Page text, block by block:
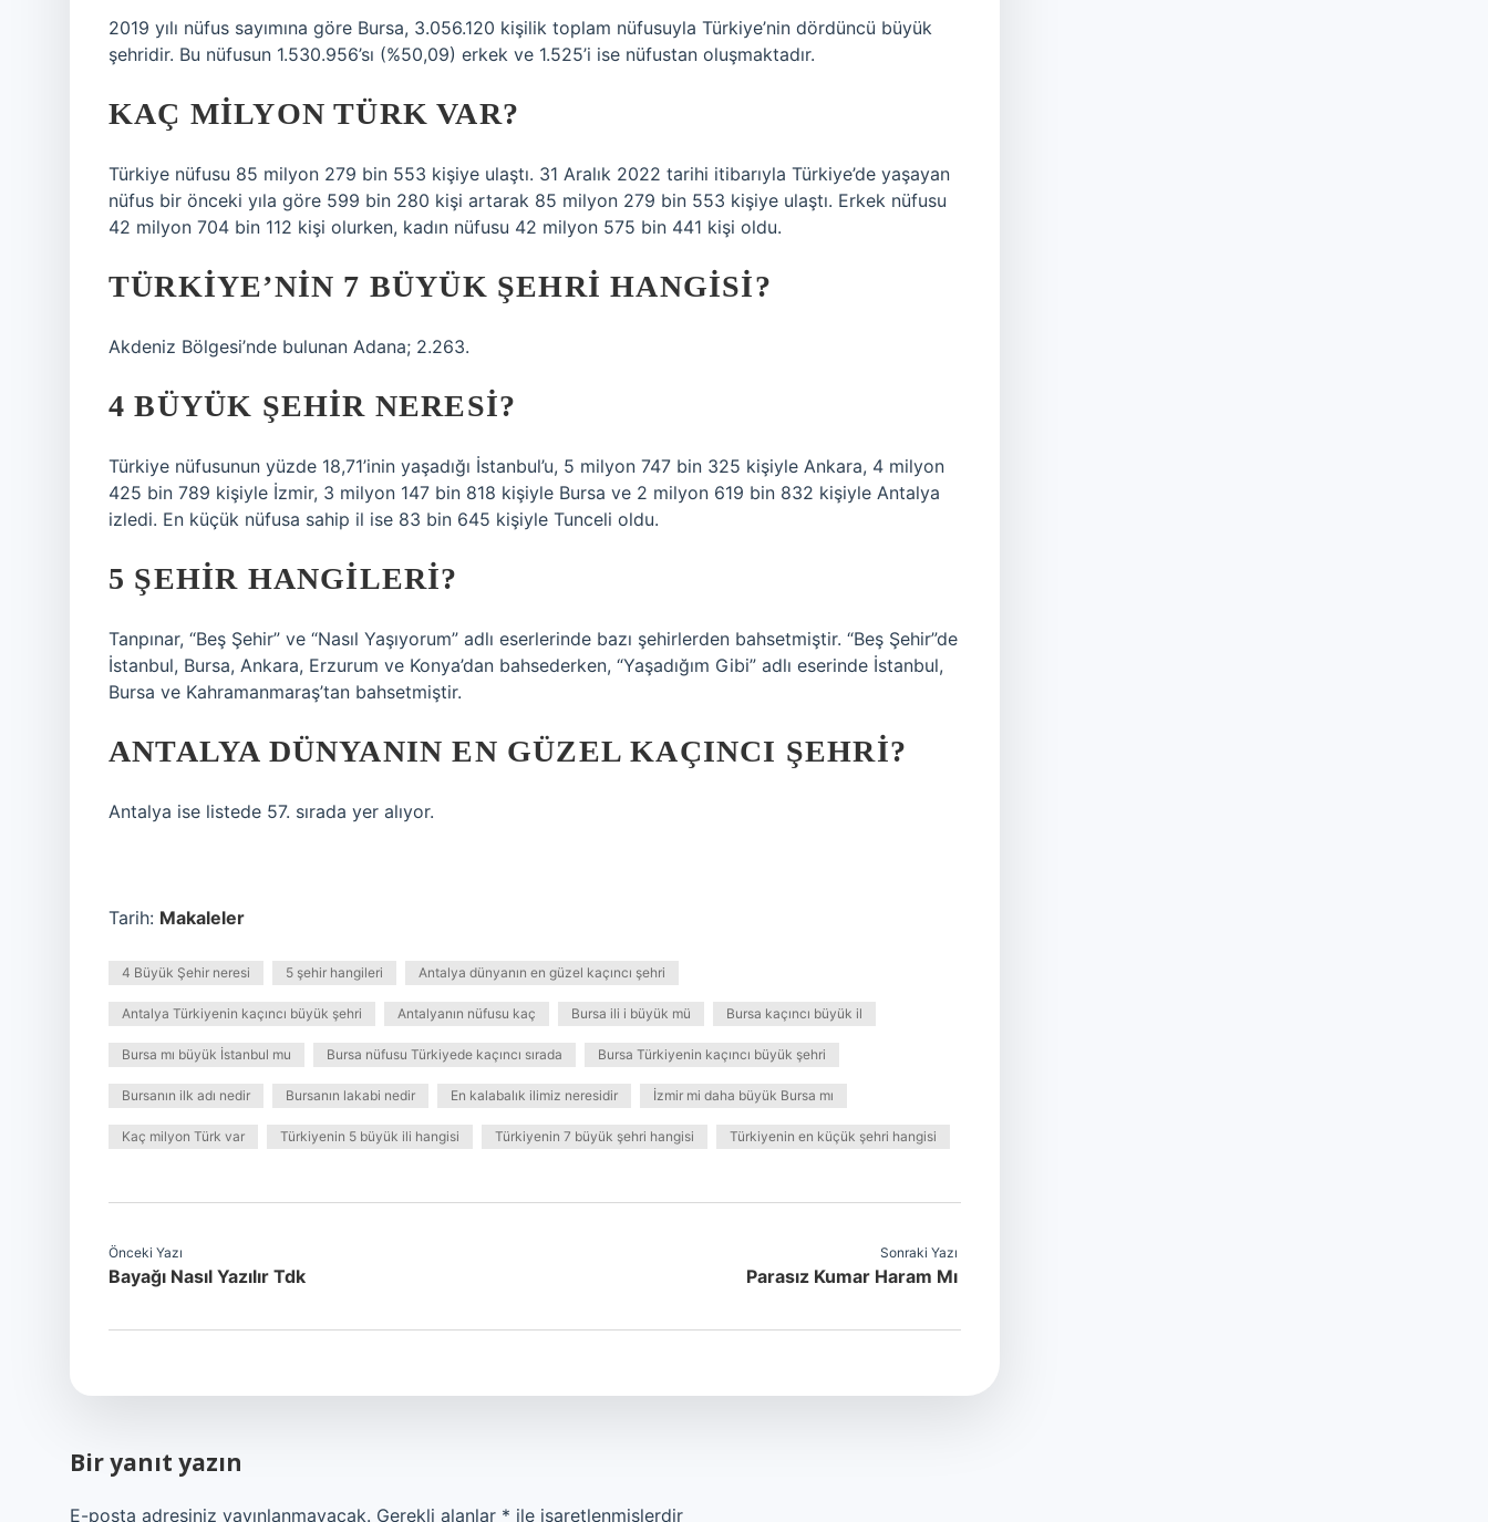
2019 yılı nüfus sayımına göre Bursa, 3.056.120 kişilik toplam nüfusuyla Türkiye’nin dördüncü büyük
şehridir. Bu nüfusun 1.530.956’sı (%50,09) erkek ve 1.525’i ise nüfustan oluşmaktadır.
KAÇ MILYON TÜRK VAR?
Türkiye nüfusu 85 milyon 279 bin 553 kişiye ulaştı. 31 Aralık 2022 tarihi itibarıyla Türkiye’de yaşayan
nüfus bir önceki yıla göre 599 bin 280 kişi artarak 85 milyon 279 bin 553 kişiye ulaştı. Erkek nüfusu
42 milyon 704 bin 112 kişi olurken, kadın nüfusu 42 milyon 575 bin 441 kişi oldu.
TÜRKIYE’NIN 7 BÜYÜK ŞEHRI HANGISI?
Akdeniz Bölgesi’nde bulunan Adana; 2.263.
4 BÜYÜK ŞEHIR NERESI?
Türkiye nüfusunun yüzde 18,71’inin yaşadığı İstanbul’u, 5 milyon 747 bin 325 kişiyle Ankara, 4 milyon
425 bin 789 kişiyle İzmir, 3 milyon 147 bin 818 kişiyle Bursa ve 2 milyon 619 bin 832 kişiyle Antalya
izledi. En küçük nüfusa sahip il ise 83 bin 645 kişiyle Tunceli oldu.
5 ŞEHIR HANGILERI?
Tanpınar, “Beş Şehir” ve “Nasıl Yaşıyorum” adlı eserlerinde bazı şehirlerden bahsetmiştir. “Beş Şehir”de
İstanbul, Bursa, Ankara, Erzurum ve Konya’dan bahsederken, “Yaşadığım Gibi” adlı eserinde İstanbul,
Bursa ve Kahramanmaraş’tan bahsetmiştir.
ANTALYA DÜNYANIN EN GÜZEL KAÇINCI ŞEHRI?
Antalya ise listede 57. sırada yer alıyor.
Tarih: Makaleler
4 Büyük Şehir neresi 5 şehir hangileri Antalya dünyanın en güzel kaçıncı şehri
Antalya Türkiyenin kaçıncı büyük şehri Antalyanın nüfusu kaç Bursa ili i büyük mü Bursa kaçıncı büyük il
Bursa mı büyük İstanbul mu Bursa nüfusu Türkiyede kaçıncı sırada Bursa Türkiyenin kaçıncı büyük şehri
Bursanın ilk adı nedir Bursanın lakabi nedir En kalabalık ilimiz neresidir İzmir mi daha büyük Bursa mı
Kaç milyon Türk var Türkiyenin 5 büyük ili hangisi Türkiyenin 7 büyük şehri hangisi Türkiyenin en küçük şehri hangisi
Önceki Yazı
Bayağı Nasıl Yazılır Tdk
Sonraki Yazı
Parasız Kumar Haram Mı
Bir yanıt yazın
E-posta adresiniz yayınlanmayacak. Gerekli alanlar * ile işaretlenmişlerdir